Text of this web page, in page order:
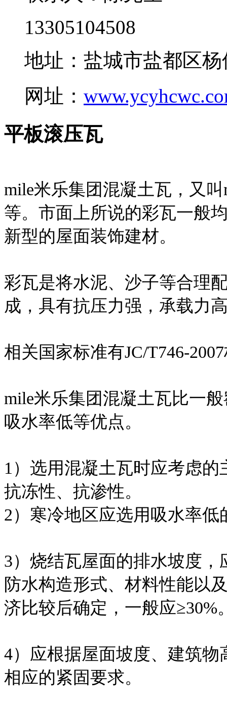
13305104508
地址：盐城市盐都区
网址：
平板滚压瓦
mile米乐集团混凝土瓦，又
等。市面上所说的彩瓦一般
新型的屋面装饰建材。
彩瓦是将水泥、沙子等合理
成，具有抗压力强，承载力
相关国家标准有JC/T746-
mile米乐集团混凝土瓦比一
吸水率低等优点。
1）选用混凝土瓦时应考虑
抗冻性、抗渗性。
2）寒冷地区应选用吸水率低
3）烧结瓦屋面的排水坡度
防水构造形式、材料性能以
济比较后确定，一般应≥30%
4）应根据屋面坡度、建筑
相应的紧固要求。